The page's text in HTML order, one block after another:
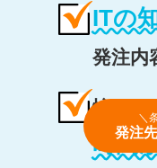
ITの
発注内
忙しく
時間
＼
発注